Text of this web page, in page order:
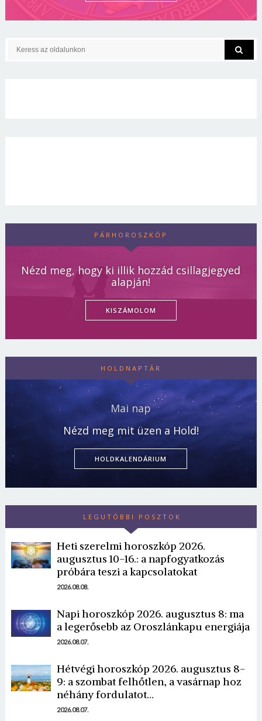
PÁRHOROSZKÓP
Nézd meg, hogy ki illik hozzád csillagjegyed
alapján!
KISZÁMOLOM
HOLDNAPTÁR
Mai nap
Nézd meg mit üzen a Hold!
HOLDKALENDÁRIUM
LEGUTÓBBI POSZTOK
Heti szerelmi horoszkóp 2026.
augusztus 10-16.: a napfogyatkozás
próbára teszi a kapcsolatokat
2026.08.08.
Napi horoszkóp 2026. augusztus 8: ma
a legerősebb az Oroszlánkapu energiája
2026.08.07.
Hétvégi horoszkóp 2026. augusztus 8-
9: a szombat felhőtlen, a vasárnap hoz
néhány fordulatot…
2026.08.07.